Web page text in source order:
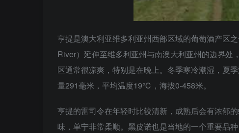
亨提是澳大利亚维多利亚州西部区域的葡萄酒产区
River）延伸至维多利亚州与南澳大利亚州的边界
区通常很凉爽，特别是在晚上。冬季寒冷潮湿，夏
量291毫米，平均温度19℃，海拔0-458米。
亨提的雷司令在年轻时比较清新，成熟后会有浓郁
味，单宁非常柔顺。黑皮诺也是当地的一个重要品